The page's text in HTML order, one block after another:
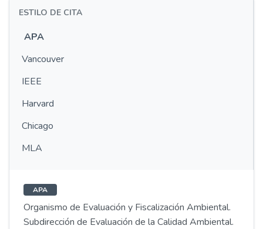
ESTILO DE CITA
APA
Vancouver
IEEE
Harvard
Chicago
MLA
APA
Organismo de Evaluación y Fiscalización Ambiental.
Subdirección de Evaluación de la Calidad Ambiental.